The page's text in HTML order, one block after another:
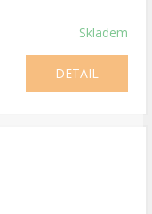
Skladem
DETAIL